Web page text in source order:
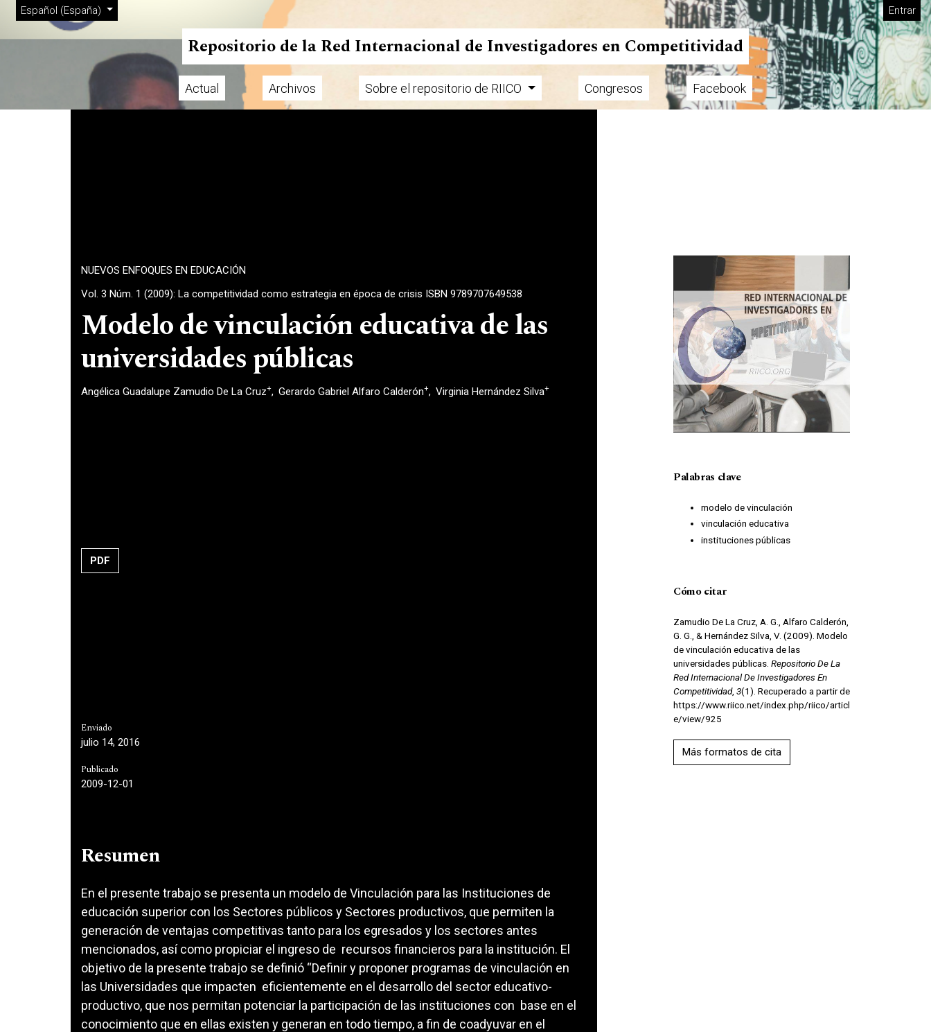
Ir al menú de navegación principal
Ir al contenido principal
Ir al pie de página del sitio
Cambiar el idioma. El actual es:
Español (España)
Menú de administración Entrar
Repositorio de la Red Internacional de Investigadores en Competitividad
Menú principal Actual Archivos Sobre el repositorio de RIICO Congresos Facebook
NUEVOS ENFOQUES EN EDUCACIÓN
Vol. 3 Núm. 1 (2009): La competitividad como estrategia en época de crisis ISBN 9789707649538
Modelo de vinculación educativa de las
universidades públicas
Angélica Guadalupe Zamudio De La Cruz+ Gerardo Gabriel Alfaro Calderón+ Virginia Hernández Silva+
PDF
Enviado
julio 14, 2016
Publicado
2009-12-01
Resumen
En el presente trabajo se presenta un modelo de Vinculación para las Instituciones de
educación superior con los Sectores públicos y Sectores productivos, que permiten la
generación de ventajas competitivas tanto para los egresados y los sectores antes
mencionados, así como propiciar el ingreso de recursos financieros para la institución. El
objetivo de la presente trabajo se definió “Definir y proponer programas de vinculación en
las Universidades que impacten eficientemente en el desarrollo del sector educativo-
productivo, que nos permitan potenciar la participación de las instituciones con base en el
conocimiento que en ellas existen y generan en todo tiempo, a fin de coadyuvar en el
Imagen de portada
Palabras clave
modelo de vinculación
vinculación educativa
instituciones públicas
Cómo citar
Zamudio De La Cruz, A. G., Alfaro Calderón,
G. G., & Hernández Silva, V. (2009). Modelo
de vinculación educativa de las
universidades públicas. Repositorio De La
Red Internacional De Investigadores En
Competitividad, 3(1). Recuperado a partir de
https://www.riico.net/index.php/riico/articl
e/view/925
Más formatos de cita